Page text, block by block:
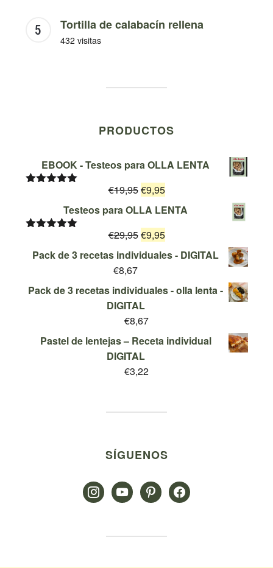
Tortilla de calabacín rellena
432 visitas
PRODUCTOS
EBOOK - Testeos para OLLA LENTA
€19,95El
precio
era:
€19,95.
€9,95El
precio
es:
€9,95.
Testeos para OLLA LENTA
5
€29,95El
precio
€29,95.
€9,95El
precio
€9,95.
Pack de 3 recetas individuales - DIGITAL
€8,67
Pack de 3 recetas individuales - olla lenta -
DIGITAL
€8,67
Pastel de lentejas – Receta individual
DIGITAL
€3,22
SÍGUENOS
instagramyoutubepinterestfacebook